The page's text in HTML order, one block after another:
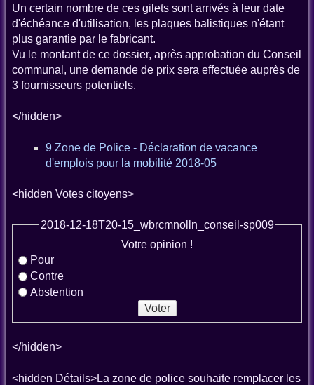
Un certain nombre de ces gilets sont arrivés à leur date
d'échéance d'utilisation, les plaques balistiques n'étant
plus garantie par le fabricant.
Vu le montant de ce dossier, après approbation du Conseil
communal, une demande de prix sera effectuée auprès de
3 fournisseurs potentiels.
</hidden>
9 Zone de Police - Déclaration de vacance
d'emplois pour la mobilité 2018-05
<hidden Votes citoyens>
2018-12-18T20-15_wbrcmnolln_conseil-sp009
Votre opinion !
Pour
Contre
Abstention
</hidden>
<hidden Détails>La zone de police souhaite remplacer les